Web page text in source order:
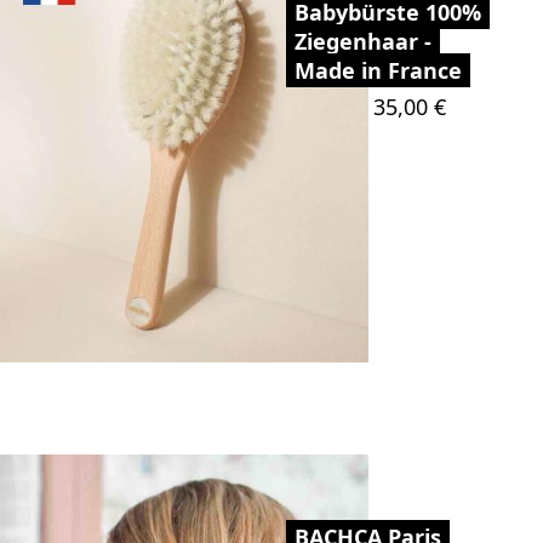
Babybürste 100%
Ziegenhaar -
Made in France
Preis
35,00 €
BACHCA Paris